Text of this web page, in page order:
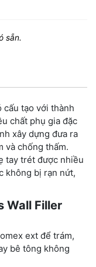
sẵn.
cấu tạo với thành
chất phụ gia đặc
xây dựng đưa ra
và chống thấm.
tay trét được nhiều
không bị rạn nứt,
Wall Filler
ext để trám,
bê tông không